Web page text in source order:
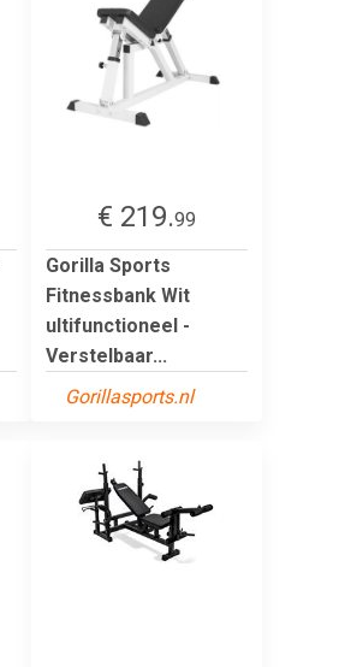
€ 219.99
Gorilla Sports
Fitnessbank Wit
ultifunctioneel -
Verstelbaar...
Gorillasports.nl